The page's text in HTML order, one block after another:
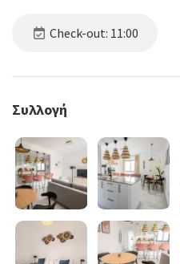
Check-out: 11:00
Συλλογή